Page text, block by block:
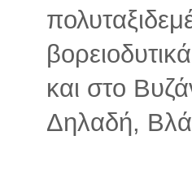
και στο
Δηλαδή,